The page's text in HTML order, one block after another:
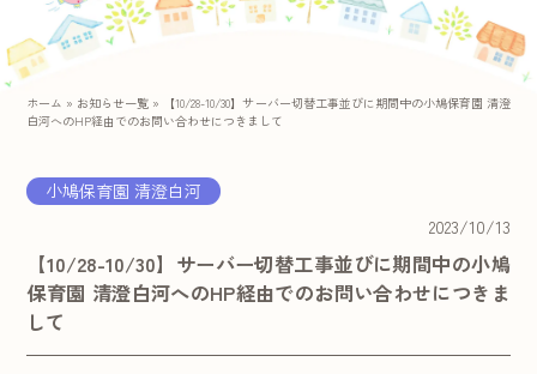
ホーム » お知らせ一覧 »
【10/28-10/30】サーバー切替工事並びに期間中の小鳩保育園 清澄
白河へのHP経由でのお問い合わせにつきまして
小鳩保育園 清澄白河
2023/10/13
【10/28-10/30】サーバー切替工事並びに期間中の小鳩
保育園 清澄白河へのHP経由でのお問い合わせにつきま
して